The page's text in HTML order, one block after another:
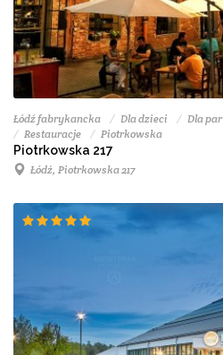
Łódź fabrykancka Dla dzieci Dla par
Restauracje
Piotrkowska
Piotrkowska 217
Łódź, Piotrkowska 217